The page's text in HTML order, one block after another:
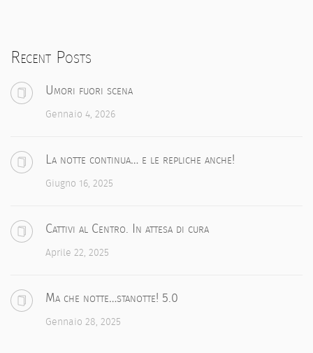
Recent Posts
Umori fuori scena
Gennaio 4, 2026
La notte continua… e le repliche anche!
Giugno 16, 2025
Cattivi al Centro. In attesa di cura
Aprile 22, 2025
Ma che notte…stanotte! 5.0
Gennaio 28, 2025